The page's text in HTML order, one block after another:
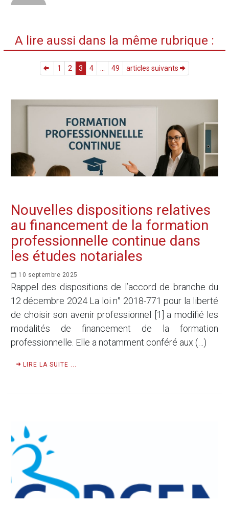
A lire aussi dans la même rubrique :
1 2 3 4 49 articles suivants
Nouvelles dispositions relatives
au financement de la formation
professionnelle continue dans
les études notariales
10 septembre 2025
Rappel des dispositions de l’accord de branche du
12 décembre 2024 La loi n° 2018-771 pour la liberté
de choisir son avenir professionnel [1] a modifié les
modalités de financement de la formation
professionnelle. Elle a notamment conféré aux (…)
LIRE LA SUITE ...